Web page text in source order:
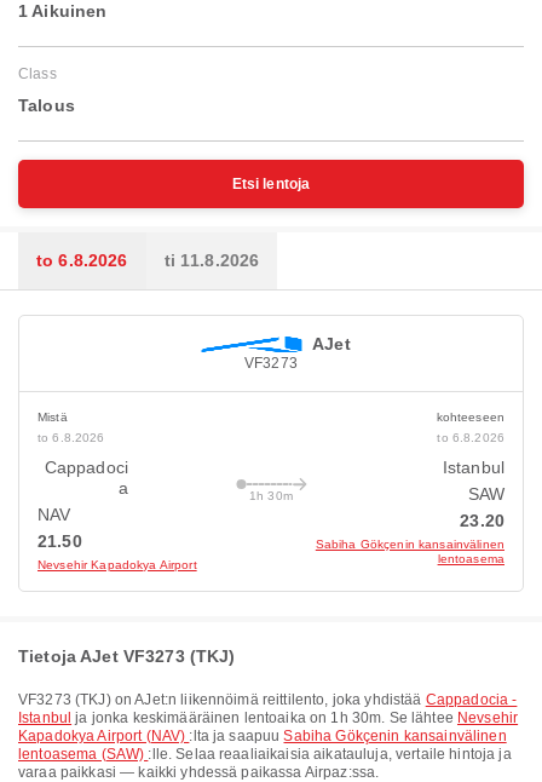
1 Aikuinen
Class
Talous
Etsi lentoja
to 6.8.2026 ti 11.8.2026
AJet
VF3273
Mistä
to 6.8.2026
Cappadoci
a
NAV
21.50
Nevsehir Kapadokya Airport
1h 30m
kohteeseen
to 6.8.2026
Istanbul
SAW
23.20
Sabiha Gökçenin kansainvälinen
lentoasema
Tietoja AJet VF3273 (TKJ)
VF3273 (TKJ) onAJet:n liikennöimä reittilento, joka yhdistää Cappadocia -
Istanbul ja jonka keskimääräinen lentoaika on 1h 30m. Se lähtee Nevsehir
Kapadokya Airport (NAV) :lta ja saapuuSabiha Gökçenin kansainvälinen
lentoasema (SAW) :lle. Selaa reaaliaikaisia aikatauluja, vertaile hintoja ja
varaa paikkasi — kaikki yhdessä paikassa Airpaz:ssa.